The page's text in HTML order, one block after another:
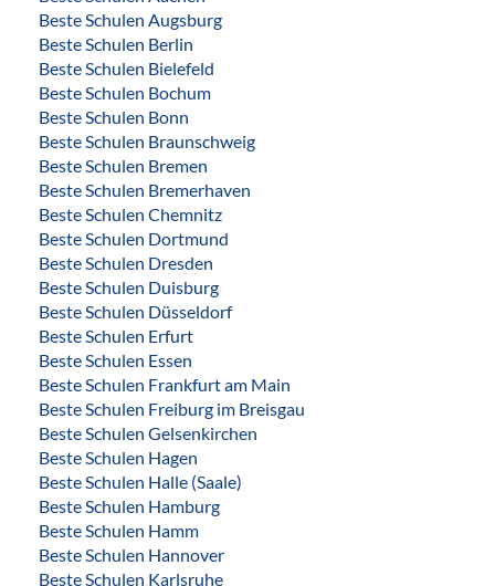
Beste Schulen Augsburg
Beste Schulen Berlin
Beste Schulen Bielefeld
Beste Schulen Bochum
Beste Schulen Bonn
Beste Schulen Braunschweig
Beste Schulen Bremen
Beste Schulen Bremerhaven
Beste Schulen Chemnitz
Beste Schulen Dortmund
Beste Schulen Dresden
Beste Schulen Duisburg
Beste Schulen Düsseldorf
Beste Schulen Erfurt
Beste Schulen Essen
Beste Schulen Frankfurt am Main
Beste Schulen Freiburg im Breisgau
Beste Schulen Gelsenkirchen
Beste Schulen Hagen
Beste Schulen Halle (Saale)
Beste Schulen Hamburg
Beste Schulen Hamm
Beste Schulen Hannover
Beste Schulen Karlsruhe